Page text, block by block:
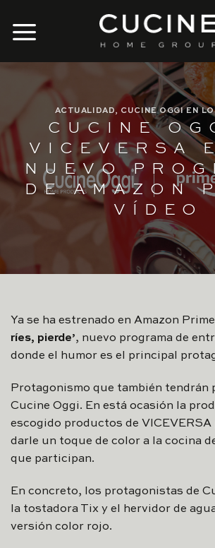
content
ACTUALIDAD, CUCINE OGGI EN
CUCINE
VICEVERSA
NUEVO
DE AMAZON
VÍDEO
Ya se ha estrenado en Amazon
ríes, pierde’, nuevo programa de
donde el humor es el principal
Protagonismo que también tendrán
Cucine Oggi. En está ocasión la
escogido productos de
darle un toque de color a la cocina
que participan.
En concreto, los protagonistas de
la tostadora Tix y el hervidor de
versión color rojo.